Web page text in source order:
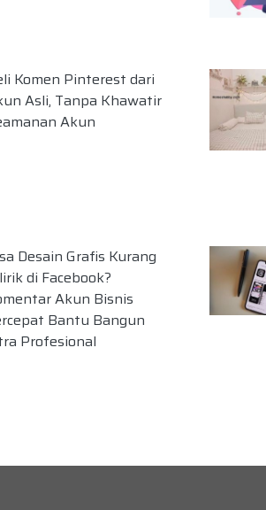
Komen Pinterest dari
Asli, Tanpa Khawatir
Akun
Desain Grafis Kurang
di Facebook?
Akun Bisnis
Bantu Bangun
Profesional